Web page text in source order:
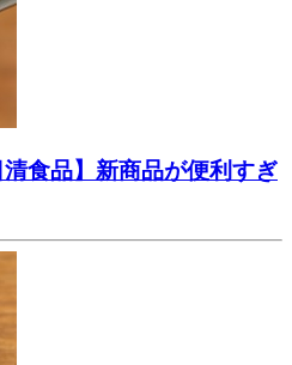
食品】新商品が便利すぎ